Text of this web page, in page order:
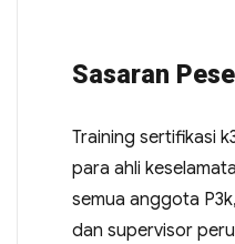
Sasaran
Training sertifikasi
para ahli
semua anggota
dan supervisor